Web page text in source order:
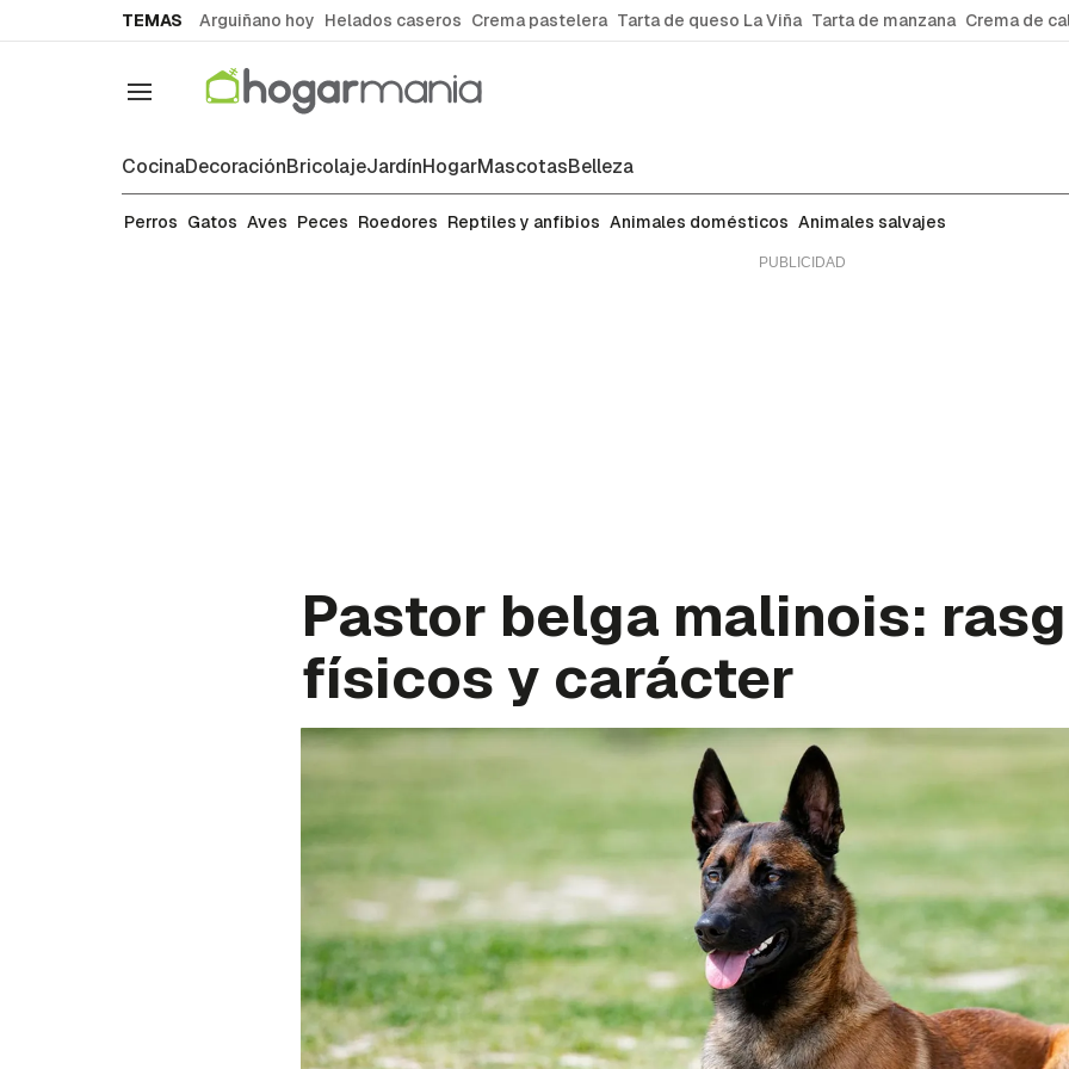
TEMAS Arguiñano hoy Helados caseros Crema pastelera Tarta de queso La Viña Tarta de manzana Crema de
Navegación
CocinaDecoraciónBricolajeJardínHogarMascotasBelleza
Razas
Perros Gatos Aves Peces Roedores Reptiles y anfibios Animales domésticos Animales salvajes
Pastor belga malinois:
físicos y carácter